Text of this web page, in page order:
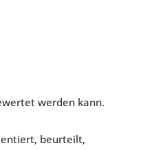
werden kann.
beurteilt,